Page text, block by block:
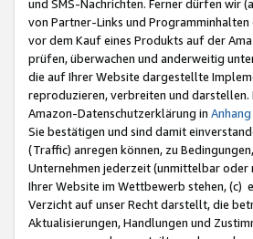
und SMS-Nachrichten. Ferner dürfen wir
von Partner-Links und
vor dem Kauf eines Produkts auf der
prüfen, überwachen und anderweitig
die auf Ihrer Website dargestellte
reproduzieren, verbreiten und
Amazon-Datenschutzerklärung in
Sie bestätigen und sind damit
(Traffic) anregen können, zu
Unternehmen jederzeit (unmittelbar
Ihrer Website im Wettbewerb stehen, (c)
Verzicht auf unser Recht darstellt, die
Aktualisierungen, Handlungen und